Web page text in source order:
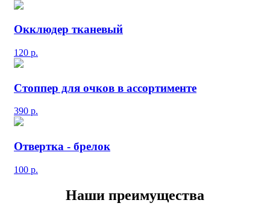
Окклюдер тканевый
120 р.
Стоппер для очков в ассортименте
390 р.
Отвертка - брелок
100 р.
Наши преимущества